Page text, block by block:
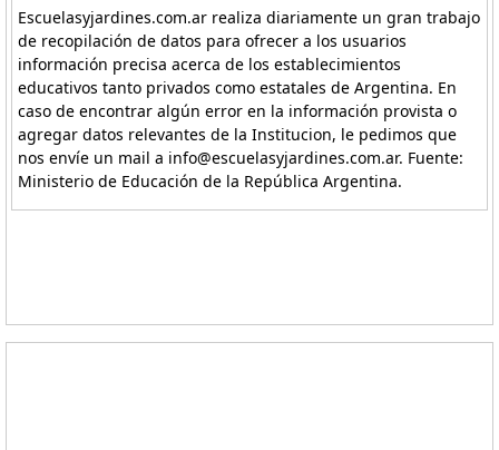
Escuelasyjardines.com.ar realiza diariamente un gran trabajo
de recopilación de datos para ofrecer a los usuarios
información precisa acerca de los establecimientos
educativos tanto privados como estatales de Argentina. En
caso de encontrar algún error en la información provista o
agregar datos relevantes de la Institucion, le pedimos que
nos envíe un mail a info@escuelasyjardines.com.ar. Fuente:
Ministerio de Educación de la República Argentina.